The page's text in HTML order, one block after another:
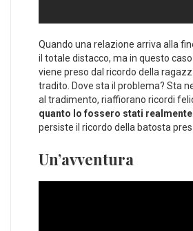
Quando una relazione arriva alla
il totale distacco, ma in questo
viene preso dal ricordo della
tradito. Dove sta il problema? Sta
al tradimento, riaffiorano ricordi
quanto lo fossero stati realmente
persiste il ricordo della batosta
Un’avventura